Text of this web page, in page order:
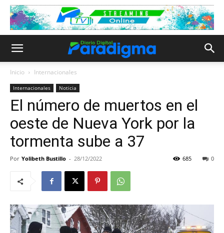
Inicio Internacionales
Internacionales Noticia
El número de muertos en el
oeste de Nueva York por la
tormenta sube a 37
Por Yolibeth Bustillo - 28/12/2022 0
685